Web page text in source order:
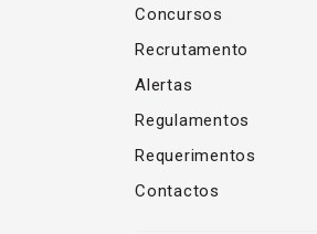
Concursos
Recrutamento
Alertas
Regulamentos
Requerimentos
Contactos